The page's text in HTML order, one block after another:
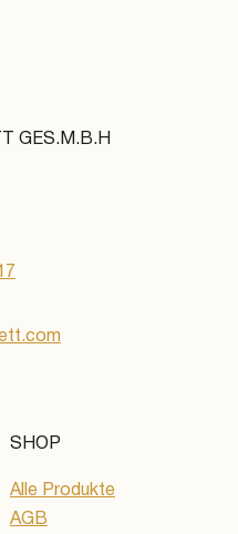
GES.M.B.H
SHOP
Alle Produkte
AGB